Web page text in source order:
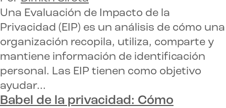
Una Evaluación de Impacto de la
Privacidad (EIP) es un análisis de cómo una
organización recopila, utiliza, comparte y
mantiene información de identificación
personal. Las EIP tienen como objetivo
ayudar...
Babel de la privacidad: Cómo